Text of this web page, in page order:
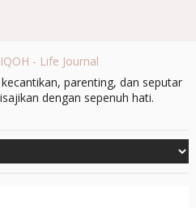
- Life Journal
parenting, dan seputar
dengan sepenuh hati.